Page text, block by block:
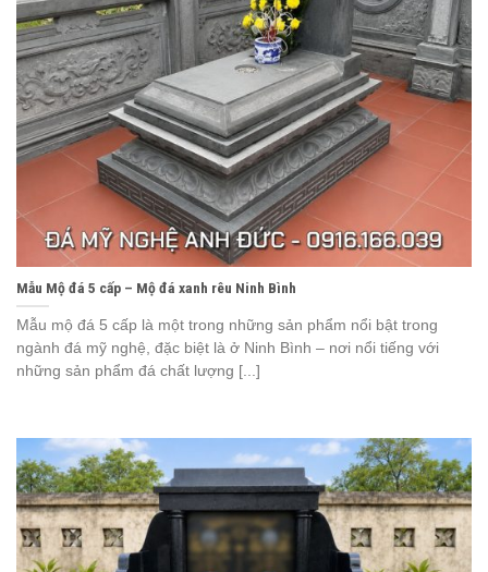
Mẫu Mộ đá 5 cấp – Mộ đá xanh rêu Ninh Bình
Mẫu mộ đá 5 cấp là một trong những sản phẩm nổi bật trong
ngành đá mỹ nghệ, đặc biệt là ở Ninh Bình – nơi nổi tiếng với
những sản phẩm đá chất lượng [...]